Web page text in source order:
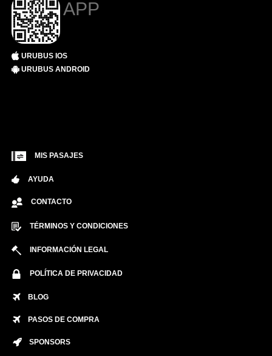
APP
URUBUS IOS
URUBUS ANDROID
MIS PASAJES
AYUDA
CONTACTO
TÉRMINOS Y CONDICIONES
INFORMACIÓN LEGAL
POLÍTICA DE PRIVACIDAD
BLOG
PASOS DE COMPRA
SPONSORS